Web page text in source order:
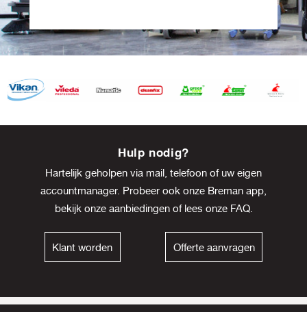
Hulp nodig?
Hartelijk geholpen via mail, telefoon of uw eigen
accountmanager. Probeer ook onze Breman app,
bekijk onze aanbiedingenof lees onze FAQ.
Klant worden Offerte aanvragen